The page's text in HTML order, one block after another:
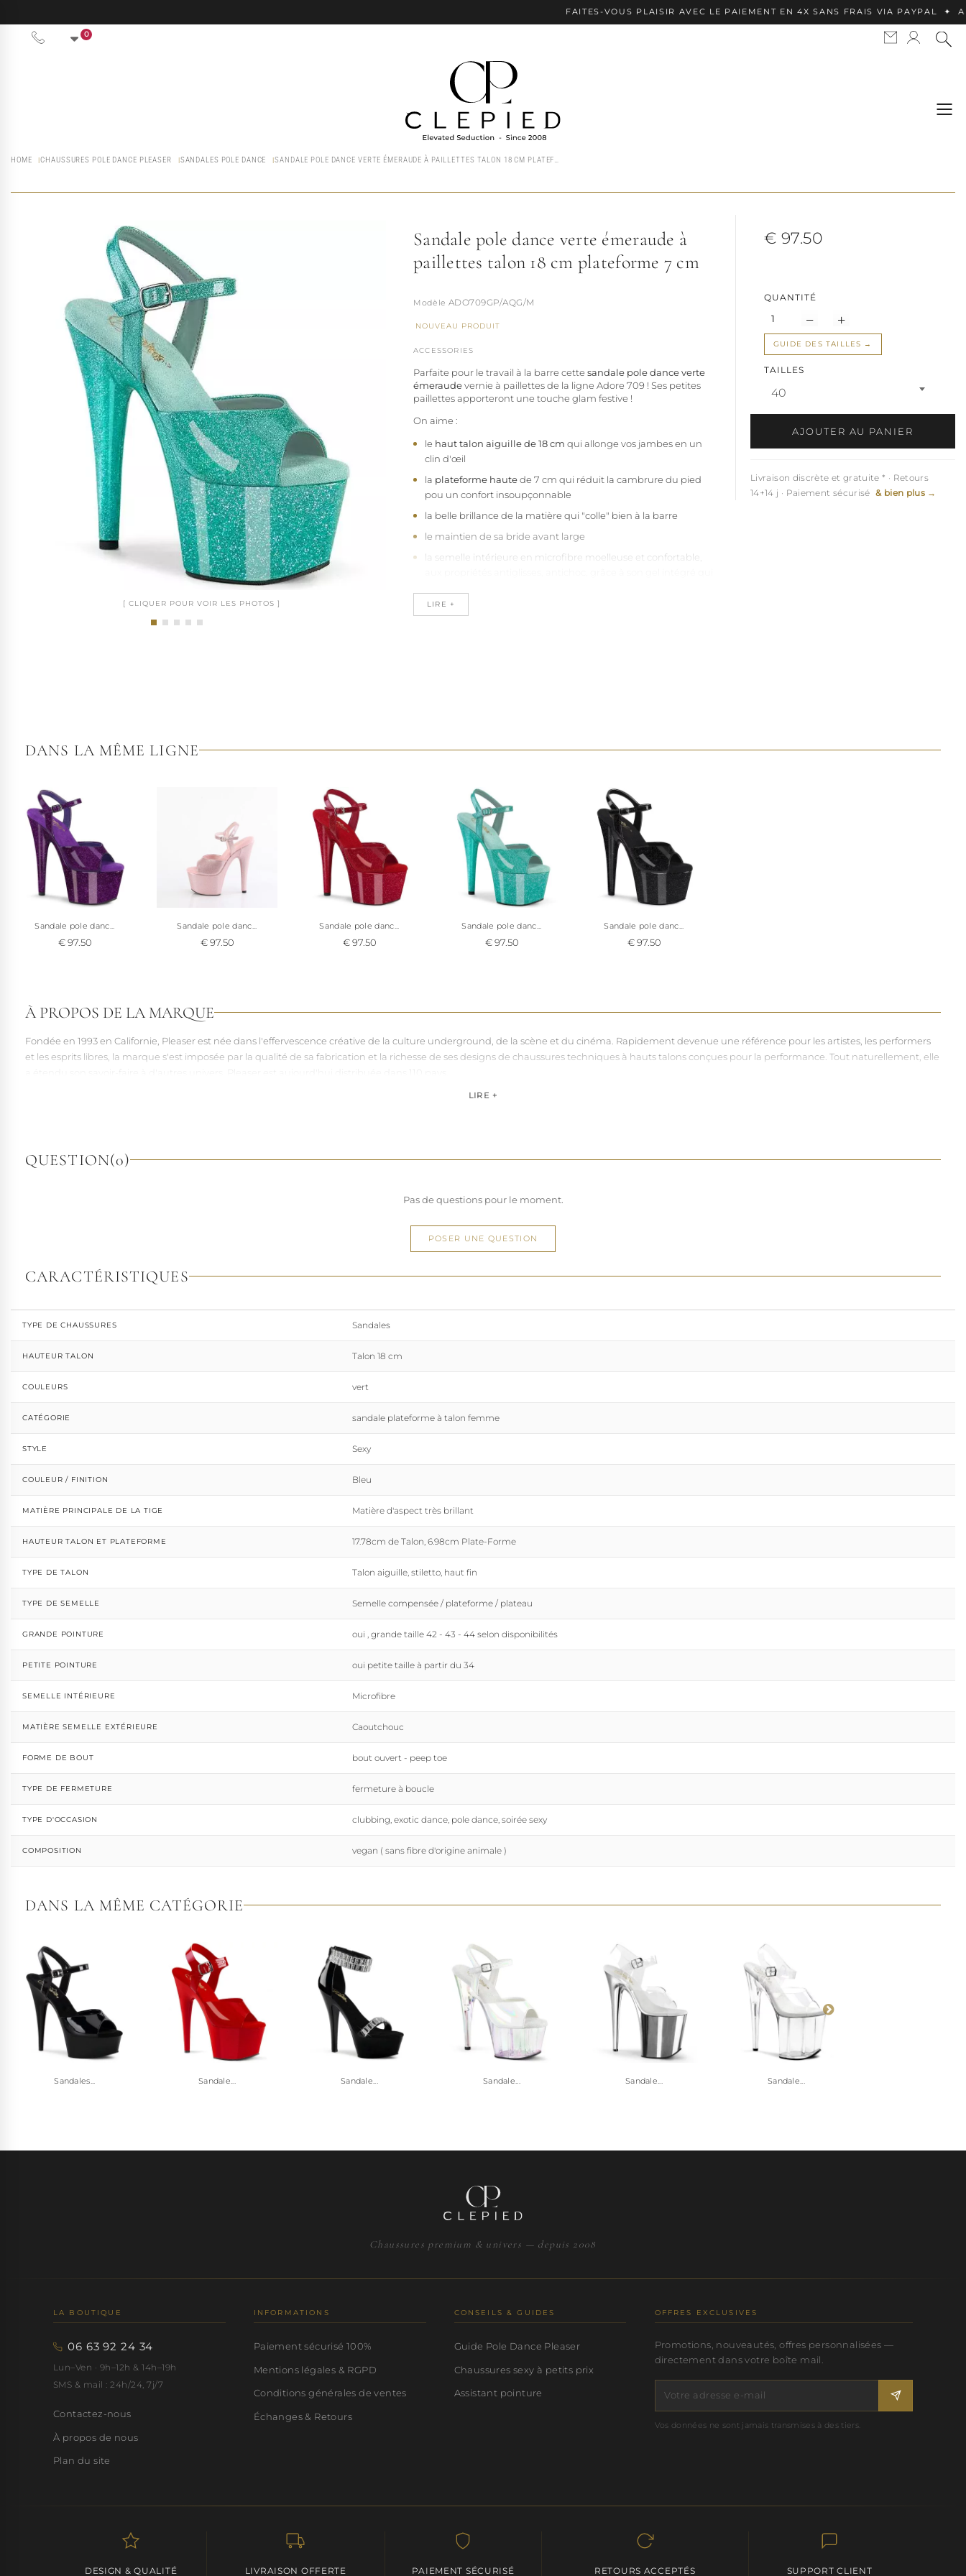
FAITES-VOUS PLAISIR AVEC LE PAIEMENT EN 4X SANS FRAIS VIA PAYPAL ✦ APPLE PAY
0
HOME CHAUSSURES POLE DANCE PLEASER SANDALES POLE DANCE SANDALE POLE DANCE VERTE ÉMERAUDE À PAILLETTES TALON 18 CM PLATEFORME 7 CM
Sandale pole dance verte émeraude à
paillettes talon 18 cm plateforme 7 cm
ADO709GP/AQG/M
NOUVEAU PRODUIT
ACCESSORIES
Parfaite pour le travail à la barre cette sandale pole dance verte
émeraudevernie à paillettes de la ligne Adore 709 ! Ses petites
paillettes apporteront une touche glam festive !
On aime :
le haut talon aiguille de 18 cm qui allonge vos jambes en un
clin d'œil
la plateforme hautede 7 cm qui réduit la cambrure du pied
pou un confort insoupçonnable
la belle brillance de la matière qui "colle" bien à la barre
le maintien de sa bride avant large
la semelle intérieure en microfibre moelleuse et confortable,
la qualité de fabrication Pleaser shoes vegan, sans fibre
LIRE +
€ 97.50
QUANTITÉ
GUIDE DES TAILLES
TAILLES
40
AJOUTER AU PANIER
Livraison discrète et gratuite * · Retours
14+14 j · Paiement sécurisé & bien plus →
DANS LA MÊME LIGNE
Sandale pole danc...
€ 97.50
Sandale pole danc...
€ 97.50
Sandale pole danc...
€ 97.50
Sandale pole danc...
€ 97.50
Sandale pole danc...
€ 97.50
À PROPOS DE LA MARQUE
Fondée en 1993 en Californie, Pleaser est née dans l'effervescence créative de la culture underground, de la scène et du cinéma. Rapidement devenue une référence pour les artistes, les performers
et les esprits libres, la marque s'est imposée par la qualité de sa fabrication et la richesse de ses designs de chaussures techniques à hauts talons conçues pour la performance. Tout naturellement, elle
a étendu son savoir-faire à d'autres univers. Pleaser est aujourd'hui distribuée dans 110 pays.
À l'écart du courant mainstream des grandes franchises de la mode, Pleaser propose des collections ultra féminines et des univers divers et riches, souvent disponibles dans une large gamme de
LIRE +
QUESTION(0)
Pas de questions pour le moment.
POSER UNE QUESTION
CARACTÉRISTIQUES
TYPE DE CHAUSSURES Sandales
HAUTEUR TALON Talon 18 cm
COULEURS vert
CATÉGORIE sandale plateforme à talon femme
STYLE Sexy
COULEUR / FINITION Bleu
MATIÈRE PRINCIPALE DE LA TIGE Matière d'aspect très brillant
HAUTEUR TALON ET PLATEFORME 17.78cm de Talon, 6.98cm Plate-Forme
TYPE DE TALON Talon aiguille, stiletto, haut fin
TYPE DE SEMELLE Semelle compensée / plateforme / plateau
GRANDE POINTURE oui , grande taille 42 - 43 - 44 selon disponibilités
PETITE POINTURE oui petite taille à partir du 34
SEMELLE INTÉRIEURE Microfibre
MATIÈRE SEMELLE EXTÉRIEURE Caoutchouc
FORME DE BOUT bout ouvert - peep toe
TYPE DE FERMETURE fermeture à boucle
TYPE D'OCCASION clubbing, exotic dance, pole dance, soirée sexy
COMPOSITION vegan ( sans fibre d'origine animale )
DANS LA MÊME CATÉGORIE
Sandales... Sandale... Sandale... Sandale... Sandale... Sandale...
Chaussures premium & univers — depuis 2008
LA BOUTIQUE
06 63 92 24 34
Lun–Ven · 9h–12h & 14h–19h
SMS & mail : 24h/24, 7j/7
Contactez-nous
À propos de nous
Plan du site
INFORMATIONS
Paiement sécurisé 100%
Mentions légales & RGPD
Conditions générales de ventes
Échanges & Retours
CONSEILS & GUIDES
Guide Pole Dance Pleaser
Chaussures sexy à petits prix
Assistant pointure
OFFRES EXCLUSIVES
Promotions, nouveautés, offres personnalisées —
directement dans votre boîte mail.
Vos données ne sont jamais transmises à des tiers.
DESIGN & QUALITÉ LIVRAISON OFFERTE PAIEMENT SÉCURISÉ RETOURS ACCEPTÉS SUPPORT CLIENT